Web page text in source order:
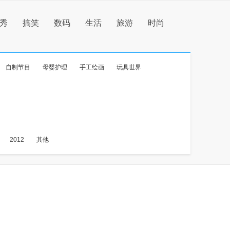
搞笑 数码 生活 旅游 时尚
自制节目 母婴护理 手工绘画 玩具世界
2012 其他